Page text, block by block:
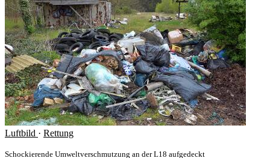
Luftbild · Rettung
Schockierende Umweltverschmutzung an der L18 aufgedeckt